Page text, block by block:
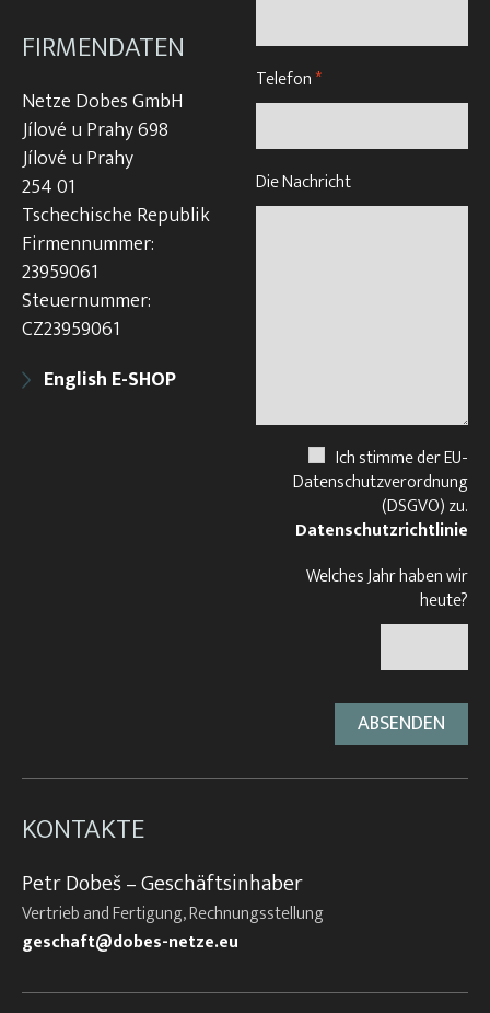
FIRMENDATEN
Netze Dobes GmbH
Jílové u Prahy 698
Jílové u Prahy
254 01
Tschechische Republik
Firmennummer:
23959061
Steuernummer:
CZ23959061
English E-SHOP
Telefon*
Die Nachricht
Ich stimme der EU-
Datenschutzverordnung
(DSGVO) zu.
Datenschutzrichtlinie
Welches Jahr haben wir
heute?
KONTAKTE
Petr Dobeš – Geschäftsinhaber
Vertrieb and Fertigung, Rechnungsstellung
geschaft@dobes-netze.eu